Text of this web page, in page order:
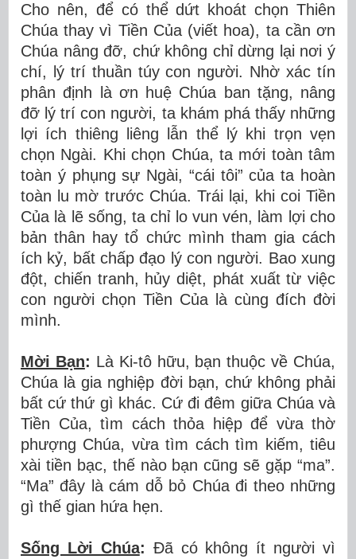
Cho nên, để có thể dứt khoát chọn Thiên
Chúa thay vì Tiền Của (viết hoa), ta cần ơn
Chúa nâng đỡ, chứ không chỉ dừng lại nơi ý
chí, lý trí thuần túy con người. Nhờ xác tín
phân định là ơn huệ Chúa ban tặng, nâng
đỡ lý trí con người, ta khám phá thấy những
lợi ích thiêng liêng lẫn thể lý khi trọn vẹn
chọn Ngài. Khi chọn Chúa, ta mới toàn tâm
toàn ý phụng sự Ngài, “cái tôi” của ta hoàn
toàn lu mờ trước Chúa. Trái lại, khi coi Tiền
Của là lẽ sống, ta chỉ lo vun vén, làm lợi cho
bản thân hay tổ chức mình tham gia cách
ích kỷ, bất chấp đạo lý con người. Bao xung
đột, chiến tranh, hủy diệt, phát xuất từ việc
con người chọn Tiền Của là cùng đích đời
mình.
Mời Bạn: Là Ki-tô hữu, bạn thuộc về Chúa,
Chúa là gia nghiệp đời bạn, chứ không phải
bất cứ thứ gì khác. Cứ đi đêm giữa Chúa và
Tiền Của, tìm cách thỏa hiệp để vừa thờ
phượng Chúa, vừa tìm cách tìm kiếm, tiêu
xài tiền bạc, thế nào bạn cũng sẽ gặp “ma”.
“Ma” đây là cám dỗ bỏ Chúa đi theo những
gì thế gian hứa hẹn.
Sống Lời Chúa: Đã có không ít người vì